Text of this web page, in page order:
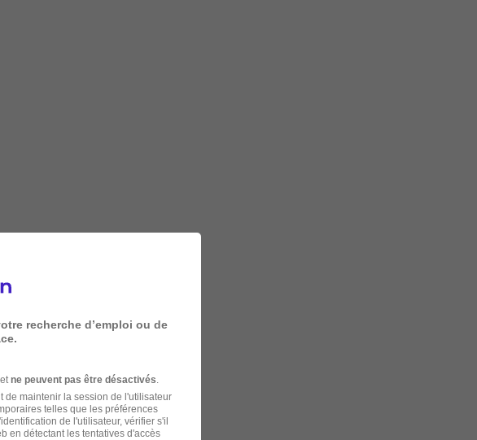
recherche d’emploi ou de
ne peuvent pas être désactivés
de maintenir la session de l'utilisateur
telles que les préférences
de l'utilisateur, vérifier s'il
en détectant les tentatives d'accès